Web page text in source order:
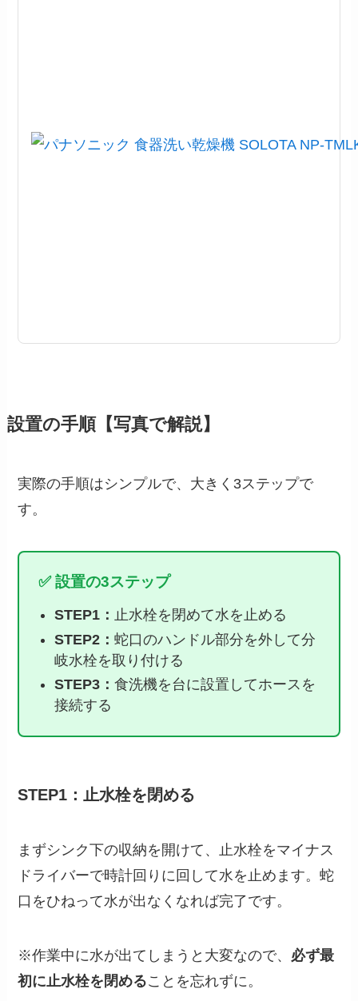
設置の手順【写真で解説】
実際の手順はシンプルで、大きく3ステップで
す。
✅ 設置の3ステップ
STEP1：止水栓を閉めて水を止める
STEP2：蛇口のハンドル部分を外して分
岐水栓を取り付ける
STEP3：食洗機を台に設置してホースを
接続する
STEP1：止水栓を閉める
まずシンク下の収納を開けて、止水栓をマイナス
ドライバーで時計回りに回して水を止めます。蛇
口をひねって水が出なくなれば完了です。
※作業中に水が出てしまうと大変なので、 必ず最
初に止水栓を閉めることを忘れずに。